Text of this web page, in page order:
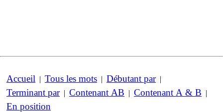
Accueil | Tous les mots | Débutant par|
Terminant par| Contenant AB | Contenant A & B |
En position